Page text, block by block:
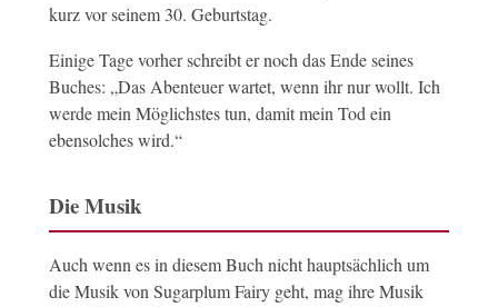
kurz vor seinem 30. Geburtstag.
Einige Tage vorher schreibt er noch das Ende seines
Buches: „Das Abenteuer wartet, wenn ihr nur wollt. Ich
werde mein Möglichstes tun, damit mein Tod ein
ebensolches wird.“
Die Musik
Auch wenn es in diesem Buch nicht hauptsächlich um
die Musik von Sugarplum Fairy geht, mag ihre Musik